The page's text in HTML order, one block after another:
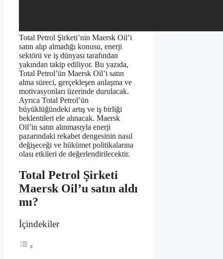
Total Petrol Şirketi’nin Maersk Oil’i
satın alıp almadığı konusu, enerji
sektörü ve iş dünyası tarafından
yakından takip ediliyor. Bu yazıda,
Total Petrol’ün Maersk Oil’i satın
alma süreci, gerçekleşen anlaşma ve
motivasyonları üzerinde durulacak.
Ayrıca Total Petrol’ün
büyüklüğündeki artış ve iş birliği
beklentileri ele alınacak. Maersk
Oil’in satın alınmasıyla enerji
pazarındaki rekabet dengesinin nasıl
değişeceği ve hükümet politikalarına
olası etkileri de değerlendirilecektir.
Total Petrol Şirketi
Maersk Oil’u satın aldı
mı?
İçindekiler